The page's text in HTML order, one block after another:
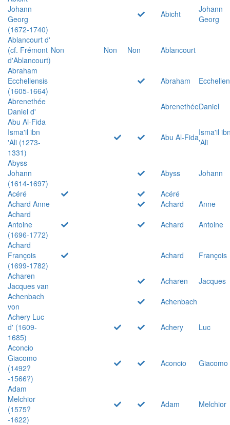
Johann
Georg
(1672-1740)
Abicht
Johann
Georg
Ablancourt d'
(cf. Frémont
d'Ablancourt)
Non Non Non
Ablancourt
Abraham
Ecchellensis
(1605-1664)
Abraham
Abrenethée
Daniel d'
AbrenethéeDaniel
Abu Al-Fida
Isma'il ibn
'Ali (1273-
1331)
Abu Al-FidaIsma'il
'Ali
Abyss
Johann
(1614-1697)
Abyss
Johann
Acéré
Acéré
Achard Anne
Achard
Anne
Achard
Antoine
(1696-1772)
Achard
Antoine
Achard
François
(1699-1782)
Achard
François
Acharen
Jacques van
Acharen
Jacques
Achenbach
von
Achenbach
Achery Luc
d' (1609-
1685)
Achery
Luc
Aconcio
Giacomo
(1492?
-1566?)
Aconcio Giacomo
Adam
Melchior
(1575?
-1622)
Adam Melchior